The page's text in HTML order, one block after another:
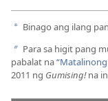
a Binago ang ilang
b Para sa higit pang
pabalat na
2011 ng Gumising!na